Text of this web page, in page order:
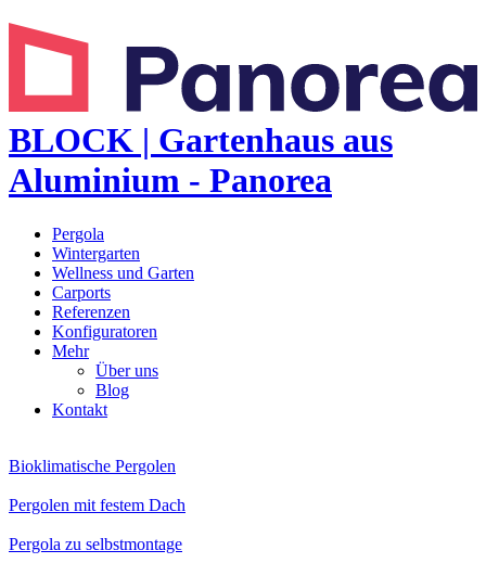
BLOCK | Gartenhaus aus
Aluminium - Panorea
Pergola
Wintergarten
Wellness und Garten
Carports
Referenzen
Konfiguratoren
Mehr
Über uns
Blog
Kontakt
Bioklimatische Pergolen
Pergolen mit festem Dach
Pergola zu selbstmontage